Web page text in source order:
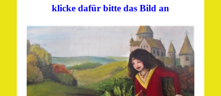
klicke dafür bitte das Bild an